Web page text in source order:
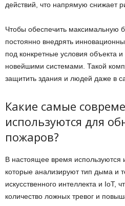
действий, что напрямую снижает
Чтобы обеспечить максимальную
постоянно внедрять
под конкретные условия объекта
новейшими системами. Такой
защитить здания и людей даже в
Какие самые
используются для
пожаров?
В настоящее время используются
которые анализируют тип дыма и
искусственного интеллекта и IoT,
количество ложных тревог и